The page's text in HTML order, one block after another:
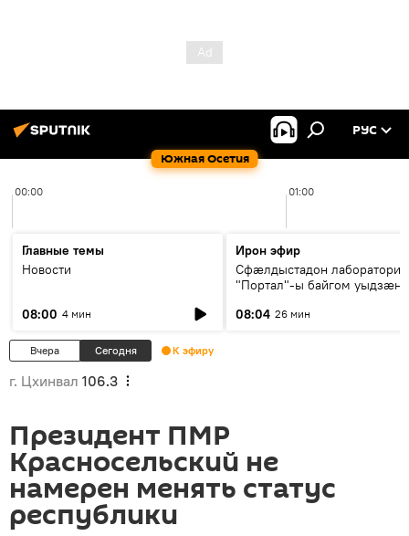
Южная Осетия
РУС
00:00 01:00
Главные темы
Новости
08:00 4 мин
Ирон эфир
Сфæлдыстадон лаборатори
"Портал"-ы байгом уыдзæн
Æхсары куыстыты равдыст
08:04 26 мин
Вчера Сегодня К эфиру
г. Цхинвал 106.3
Президент ПМР
Красносельский не
намерен менять статус
республики